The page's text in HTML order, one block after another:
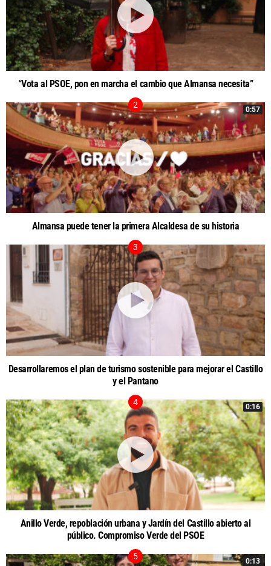
“Vota al PSOE, pon en marcha el cambio que Almansa necesita”
0:57
Almansa puede tener la primera Alcaldesa de su historia
Desarrollaremos el plan de turismo sostenible para mejorar el Castillo
y el Pantano
0:16
Anillo Verde, repoblación urbana y Jardín del Castillo abierto al
público. Compromiso Verde del PSOE
0:13